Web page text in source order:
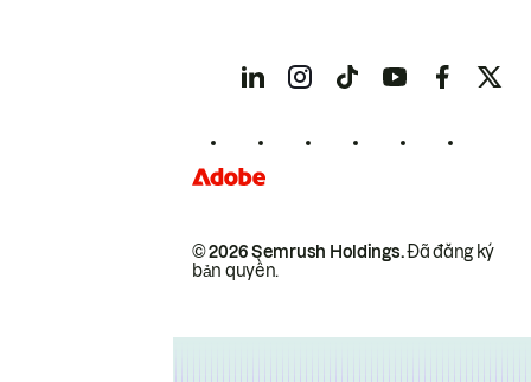
© 2026 Semrush Holdings.Đã đăng ký
bản quyền.